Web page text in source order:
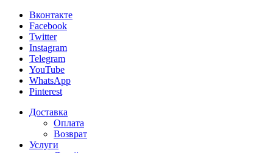
Вконтакте
Facebook
Twitter
Instagram
Telegram
YouTube
WhatsApp
Pinterest
Доставка
Оплата
Возврат
Услуги